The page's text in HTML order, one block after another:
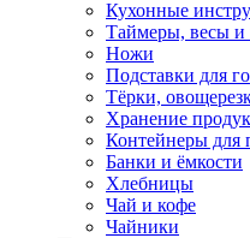
Кухонные
Таймеры, весы и
Ножи
Подставки для
Тёрки,
Хранение
Контейнеры для
Банки и ёмкости
Хлебницы
Чай и кофе
Чайники